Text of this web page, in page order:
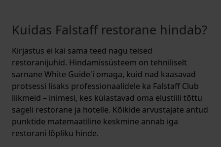
Kuidas Falstaff restorane hindab?
Kirjastus ei käi sama teed nagu teised
restoranijuhid. Hindamissüsteem on tehniliselt
sarnane White Guide'i omaga, kuid nad kaasavad
protsessi lisaks professionaalidele ka Falstaff Club
liikmeid – inimesi, kes külastavad oma elustiili tõttu
sageli restorane ja hotelle. Kõikide arvustajate antud
punktide matemaatiline keskmine annab iga
restorani lõpliku hinde.